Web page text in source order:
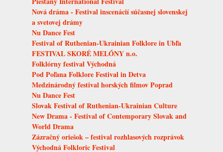
Nová dráma - Festival inscenácií súčasnej slovenskej
a svetovej drámy
Nu Dance Fest
Festival of Ruthenian-Ukrainian Folklore in Ubľa
FESTIVAL SKORÉ MELÓNY n.o.
Folklórny festival Východná
Pod Poľana Folklore Festival in Detva
Medzinárodný festival horských filmov Poprad
Nu Dance Fest
Slovak Festival of Ruthenian-Ukrainian Culture
New Drama - Festival of Contemporary Slovak and
World Drama
Zázračný oriešok – festival rozhlasových rozprávok
Východná Folkloric Festival